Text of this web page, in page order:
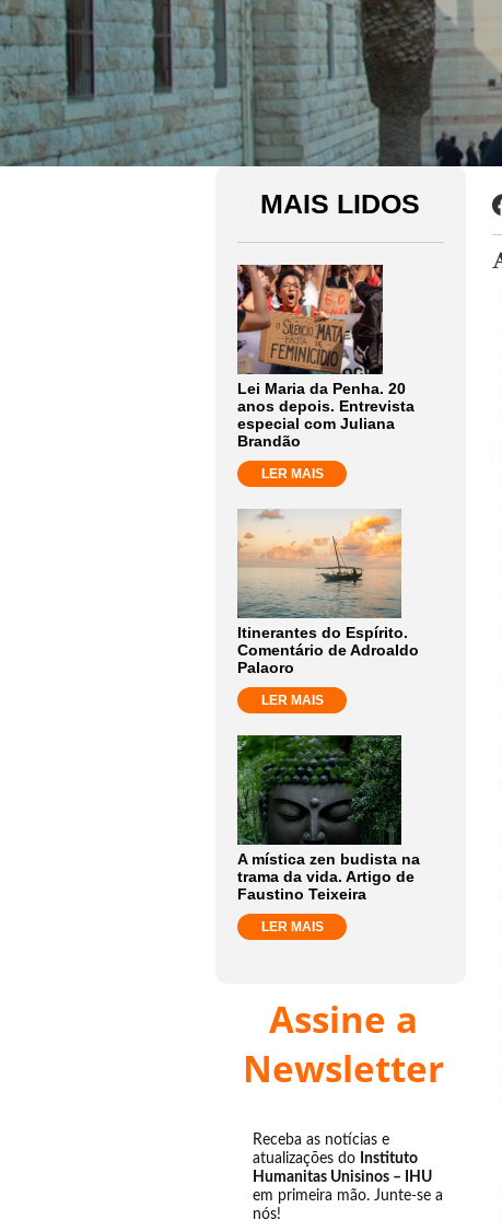
MAIS LIDOS
Lei Maria da Penha. 20
anos depois. Entrevista
especial com Juliana
Brandão
LER MAIS
Itinerantes do Espírito.
Comentário de Adroaldo
Palaoro
LER MAIS
A mística zen budista na
trama da vida. Artigo de
Faustino Teixeira
LER MAIS
Assine a
Newsletter
Receba as notícias e
atualizações do Instituto
Humanitas Unisinos – IHU
em primeira mão. Junte-se a
nós!